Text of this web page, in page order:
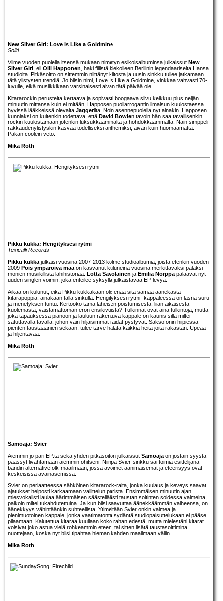
New Silver Girl: Love Is Like a Goldmine
Soliti
Viime vuoden puolella itsensä mukaan nimetyn esikoisalbuminsa julkaissut New
Silver Girl , eli Olli Happonen , haki fiilistä kiekolleen Berliinin legendaariselta Hansa
studiolta. Pitkäsoitto on sittemmin niittänyt kiitosta ja uusin sinkku tullee jatkamaan
tätä ylistysten trendiä. Jo biisin nimi, Love Is Like a Goldmine, vinkkaa vahvasti 70-
luvulle, eikä musiikkikaan varsinaisesti aivan tätä päivää ole.
Kitararockin perusteita kertaava ja sopivasti boogaava siivu keikkuu plus neljän
minuutin mittansa kuin ei mitään, Happosen puoliarrogantin ilmaisun kuulostaessa
hyvissä lääkkeissä olevalta Jaggerilta. Noin asennepuolella nyt ainakin. Happosen
kunniaksi on kuitenkin todettava, että David Bowien tavoin hän saa tavallisenkin
rockin kuulostamaan jotenkin luksukkaammalta ja hohdokkaammalta. Näin simppeli
rakkaudenylistyskin kasvaa todelliseksi anthemiksi, aivan kuin huomaamatta.
Pakan coolein veto.
Mika Roth
Pikku kukka: Hengityksesi rytmi
Texicalli Records
Pikku kukka julkaisi vuosina 2007-2013 kolme studioalbumia, joista etenkin vuoden
2009 Pois ympäröivä maa on kasvanut kuluneina vuosina merkittäväksi palaksi
monien musiikillista lähihistoriaa. Lotta Savolainen ja Emilia Norppa palaavat nyt
uuden singlen voimin, joka enteilee syksyllä julkaistavaa EP-levyä.
Aikaa on kulunut, eikä Pikku kukkakaan ole enää sitä samaa äänekästä
kitarapoppia, ainakaan tällä sinkulla. Hengityksesi rytmi -kappaleessa on läsnä suru
ja menetyksen tuntu. Kertooko tämä läheisen poistumisesta, liian aikaisesta
kuolemasta, väistämättömän eron ensikivuista? Tulkinnat ovat aina tulkintoja, mutta
joka tapauksessa pianoon ja lauluun rakentuva kappale on kaunis sillä miltei
satuttavalla tavalla, johon vain hiljaisimmat raidat pystyvät. Saksofonin hiipiessä
pienten taustaäänien sekaan, tulee tarve halata kaikkia heitä joita rakastan. Upeaa
ja hiljentävää.
Mika Roth
Samoaja: Svier
Aiemmin jo pari EP:tä sekä yhden pitkäsoiton julkaissut Samoaja on jostain syystä
päässyt livahtamaan aiemmin ohitseni. Niinpä Svier-sinkku sai toimia esittelijänä
bändin alternativefolk-maailmaan, jossa avoimet äänimaisemat ja eteerisyys ovat
keskeisissä avainasemissa.
Svier on periaatteessa sähköinen kitararock-raita, jonka kuulaus ja keveys saavat
ajatukset helposti karkaamaan vallittelun parista. Ensimmäisen minuutin ajan
miesvokalisti laulaa äärimmäisen säästeliäästi taustan soitinten soidessa vaimeina,
paikoin miltei tukahdutettuina. Ja kun biisi saavuttaa äänekkäämmän vaiheensa, on
äänekkyys vähintäänkin suhteellista. Ytimeltään Svier onkin vaimea ja
pienimuotoinen kappale, jonka vaatimatonta sydäntä studiopaisuttelukaan ei pääse
pilaamaan. Kaiutettua kitaraa kuullaan koko rahan edestä, mutta mielestäni kitarat
voisivat joko astua vielä rohkeammin eteen, tai sitten lisätä taustasoittimina
nuottejaan, koska nyt biisi tipahtaa hieman kahden maailmaan väliin.
Mika Roth